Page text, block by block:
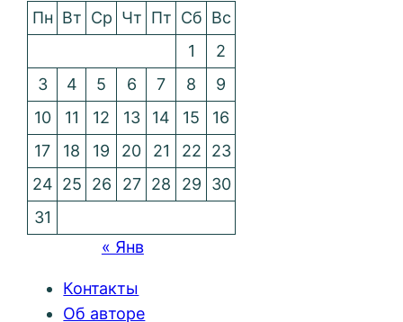
Пн Вт Ср Чт Пт Сб Вс
1
2
3
4 5 6 7 8
9
10
11 12 13 14 15
16
17
18 19 20 21 22
23
24 25 26 27 28 29
30
31
« Янв
Контакты
Об авторе